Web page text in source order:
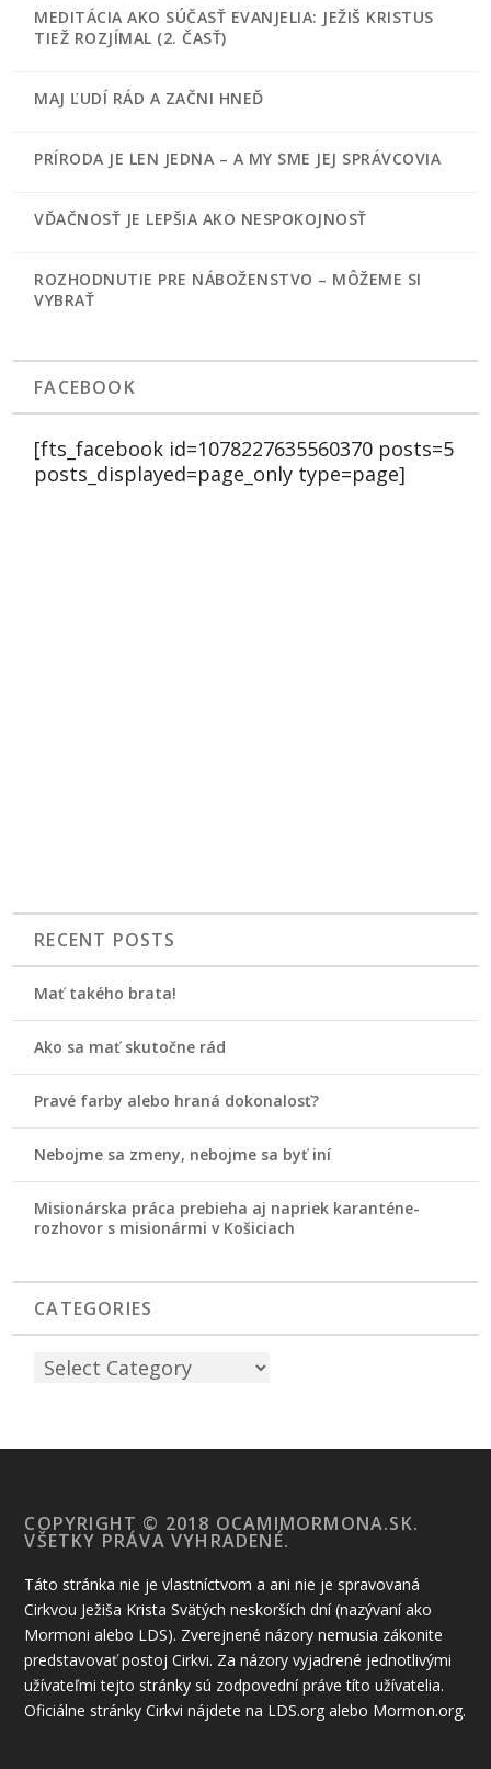
MEDITÁCIA AKO SÚČASŤ EVANJELIA: JEŽIŠ KRISTUS
TIEŽ ROZJÍMAL (2. ČASŤ)
MAJ ĽUDÍ RÁD A ZAČNI HNEĎ
PRÍRODA JE LEN JEDNA – A MY SME JEJ SPRÁVCOVIA
VĎAČNOSŤ JE LEPŠIA AKO NESPOKOJNOSŤ
ROZHODNUTIE PRE NÁBOŽENSTVO – MÔŽEME SI
VYBRAŤ
FACEBOOK
[fts_facebook id=1078227635560370 posts=5
posts_displayed=page_only type=page]
RECENT POSTS
Mať takého brata!
Ako sa mať skutočne rád
Pravé farby alebo hraná dokonalosť?
Nebojme sa zmeny, nebojme sa byť iní
Misionárska práca prebieha aj napriek karanténe-
rozhovor s misionármi v Košiciach
CATEGORIES
COPYRIGHT © 2018 OCAMIMORMONA.SK.
VŠETKY PRÁVA VYHRADENÉ.
Táto stránka nie je vlastníctvom a ani nie je spravovaná
Cirkvou Ježiša Krista Svätých neskorších dní (nazývaní ako
Mormoni alebo LDS). Zverejnené názory nemusia zákonite
predstavovať postoj Cirkvi. Za názory vyjadrené jednotlivými
užívateľmi tejto stránky sú zodpovední práve títo užívatelia.
Oficiálne stránky Cirkvi nájdete na LDS.org alebo Mormon.org.